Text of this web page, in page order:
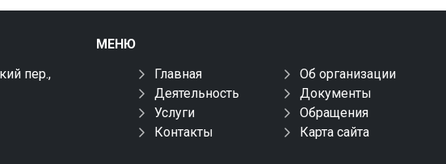
пер.,
МЕНЮ
Главная
Об организации
Деятельность
Документы
Услуги
Обращения
Контакты
Карта сайта